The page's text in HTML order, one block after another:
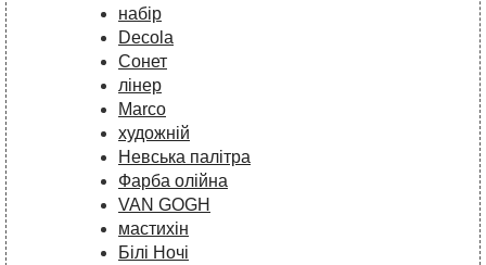
набір
Decola
Сонет
лінер
Marco
художній
Невська палітра
Фарба олійна
VAN GOGH
мастихін
Білі Ночі